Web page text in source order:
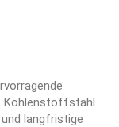
Kohlenstoffstahl
langfristige